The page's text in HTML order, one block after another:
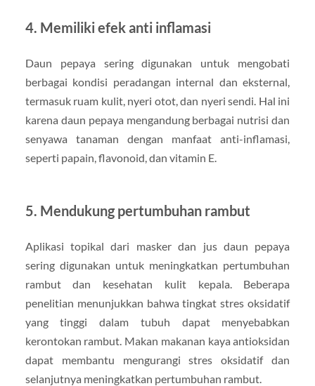
4. Memiliki efek anti inflamasi
Daun pepaya sering digunakan untuk mengobati
berbagai kondisi peradangan internal dan eksternal,
termasuk ruam kulit, nyeri otot, dan nyeri sendi. Hal ini
karena daun pepaya mengandung berbagai nutrisi dan
senyawa tanaman dengan manfaat anti-inflamasi,
seperti papain, flavonoid, dan vitamin E.
5. Mendukung pertumbuhan rambut
Aplikasi topikal dari masker dan jus daun pepaya
sering digunakan untuk meningkatkan pertumbuhan
rambut dan kesehatan kulit kepala. Beberapa
penelitian menunjukkan bahwa tingkat stres oksidatif
yang tinggi dalam tubuh dapat menyebabkan
kerontokan rambut. Makan makanan kaya antioksidan
dapat membantu mengurangi stres oksidatif dan
selanjutnya meningkatkan pertumbuhan rambut.